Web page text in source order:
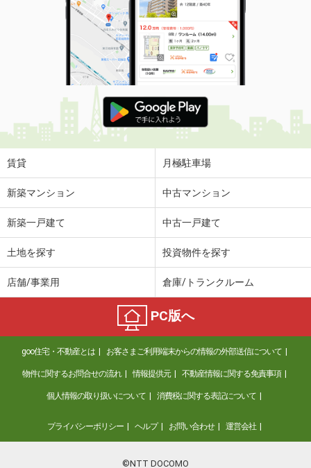
賃貸 月極駐車場
新築マンション 中古マンション
新築一戸建て 中古一戸建て
土地を探す 投資物件を探す
店舗/事業用 倉庫/トランクルーム
PC版へ
goo住宅・不動産とは お客さまご利用端末からの情報の外部送信について
物件に関するお問合せの流れ 情報提供元 不動産情報に関する免責事項
個人情報の取り扱いについて 消費税に関する表記について
プライバシーポリシー ヘルプ お問い合わせ 運営会社
©NTT DOCOMO